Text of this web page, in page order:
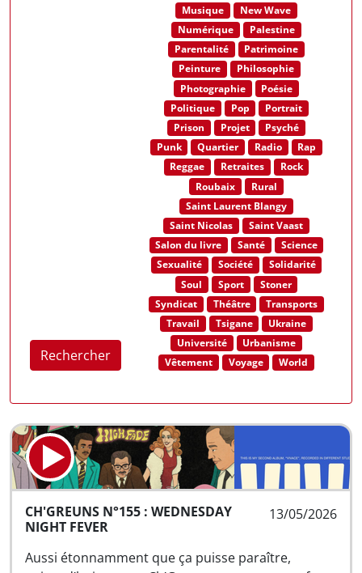
Rechercher
Musique
New Wave
Numérique
Palestine
Parentalité
Patrimoine
Peinture
Philosophie
Photographie
Poésie
Politique
Pop
Portrait
Prison
Projet
Psyché
Punk
Quartier Radio
Rap
Reggae
Retraites
Rock
Roubaix
Rural
Saint Laurent Blangy
Saint Nicolas
Saint Vaast
Salon du livre
Santé
Science
Sexualité
Société
Solidarité
Soul
Sport
Stoner
Syndicat
Théâtre
Transports
Travail
Tsigane
Ukraine
Université
Urbanisme
Vêtement
Voyage World
13/05/2026
CH'GREUNS N°155 : WEDNESDAY
NIGHT FEVER
Aussi étonnamment que ça puisse paraître,